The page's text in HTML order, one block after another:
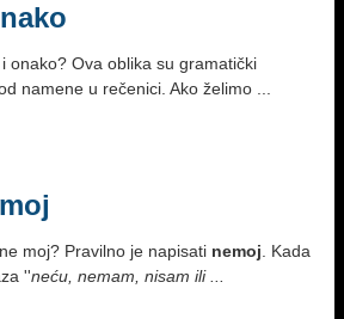
onako? Ova oblika su gramatički
namene u rečenici. Ako želimo ...
moj? Pravilno je napisati nemoj . Kada
''neću, nemam, nisam ili ...